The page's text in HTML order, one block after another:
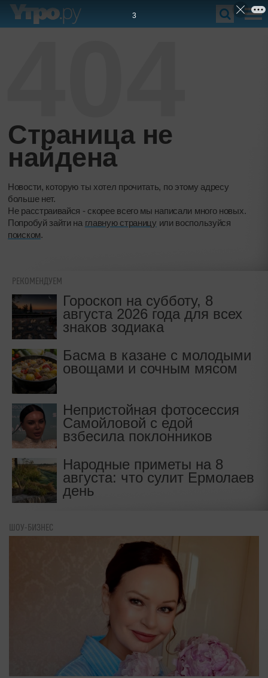
Страница не
найдена
Новости, которую ты хотел прочитать, по этому адресу
больше нет.
Не расстраивайся - скорее всего мы написали много новых.
Попробуй зайти на главную страницу или воспользуйся
поиском.
РЕКОМЕНДУЕМ
Гороскоп на субботу, 8
августа 2026 года для всех
знаков зодиака
Басма в казане с молодыми
овощами и сочным мясом
Непристойная фотосессия
Самойловой с едой
взбесила поклонников
Народные приметы на 8
августа: что сулит Ермолаев
день
ШОУ-БИЗНЕС
2